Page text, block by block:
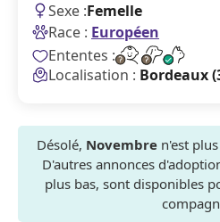
Sexe :Femelle
Race : Européen
Ententes :
Localisation : Bordeaux
Désolé, Novembren'est
D'autres annonces
plus bas, sont disponibles